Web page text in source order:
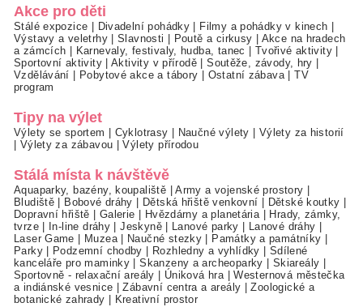
Akce pro děti
Stálé expozice Divadelní pohádky Filmy a pohádky v kinech
Výstavy a veletrhy|Slavnosti Poutě a cirkusy
Akce na hradech
a zámcích
Karnevaly, festivaly, hudba, tanec Tvořivé aktivity
Sportovní aktivity|Aktivity v přírodě |Soutěže, závody, hry
Vzdělávání
Pobytové akce a tábory Ostatní zábava|TV
program
Tipy na výlet
Výlety se sportem Cyklotrasy Naučné výlety
Výlety za historií
Výlety za zábavou |Výlety přírodou
Stálá místa k návštěvě
Aquaparky, bazény, koupaliště |Army a vojenské prostory
Bludiště
Bobové dráhy Dětská hřiště venkovní Dětské koutky
Dopravní hřiště
Galerie Hvězdárny a planetária|
Hrady, zámky,
tvrze| In-line dráhy |Jeskyně| Lanové parky Lanové dráhy
Laser Game
Muzea| Naučné stezky Památky a památníky
Parky| Podzemní chodby Rozhledny a vyhlídky
Sdílené
kanceláře pro maminky |Skanzeny a archeoparky Skiareály
Sportovně - relaxační areály
Úniková hra|Westernová městečka
a indiánské vesnice |Zábavní centra a areály |Zoologické a
botanické zahrady
Kreativní prostor